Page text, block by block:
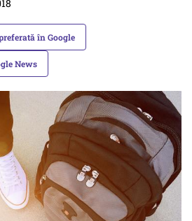
în Google
News